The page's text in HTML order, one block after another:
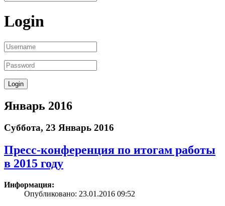
Login
Январь 2016
Суббота, 23 Январь 2016
Пресс-конференция по итогам работы
в 2015 году
Информация:
Опубликовано: 23.01.2016 09:52